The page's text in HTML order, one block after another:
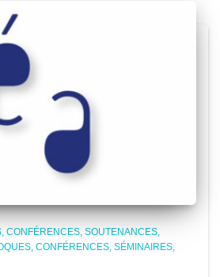
CONFÉRENCES, SOUTENANCES,
CONFÉRENCES, SÉMINAIRES,